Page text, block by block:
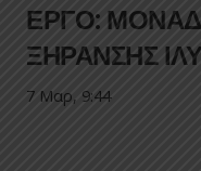
ΕΡΓΟ:
ΞΗΡΑΝΣΗΣ
7 Μαρ, 9:44